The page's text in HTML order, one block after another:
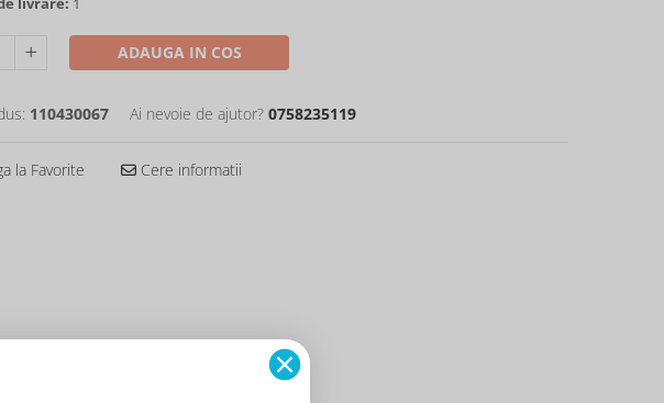
ADAUGA IN COS
110430067 Ai nevoie de ajutor? 0758235119
la Favorite Cere informatii